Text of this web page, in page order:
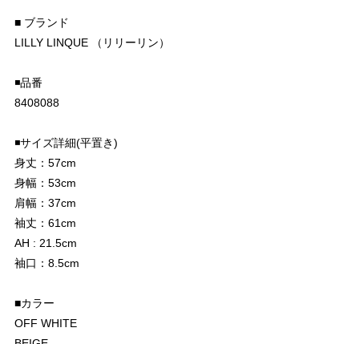
■ ブランド
LILLY LINQUE （リリーリン）
◾️品番
8408088
◾️サイズ詳細(平置き)
身丈：57cm
身幅：53cm
肩幅：37cm
袖丈：61cm
AH : 21.5cm
袖口：8.5cm
■カラー
OFF WHITE